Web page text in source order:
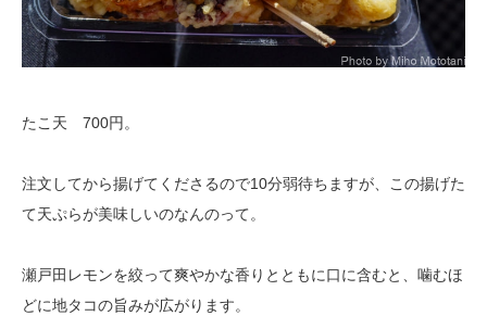
たこ天 700円。
注文してから揚げてくださるので10分弱待ちますが、この揚げた
て天ぷらが美味しいのなんのって。
瀬戸田レモンを絞って爽やかな香りとともに口に含むと、噛むほ
どに地タコの旨みが広がります。